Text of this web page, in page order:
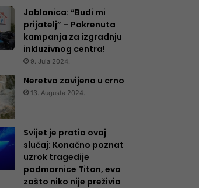
Jablanica: “Budi mi
prijatelj” – Pokrenuta
kampanja za izgradnju
inkluzivnog centra!
9. Jula 2024.
Neretva zavijena u crno
13. Augusta 2024.
Svijet je pratio ovaj
slučaj: Konačno poznat
uzrok tragedije
podmornice Titan, evo
zašto niko nije preživio